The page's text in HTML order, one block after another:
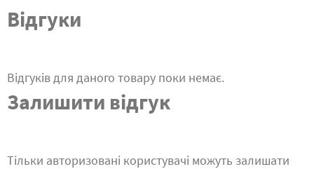
Відгуки
Відгуків для даного товару поки немає.
Залишити відгук
Тільки авторизовані користувачі можуть залишати